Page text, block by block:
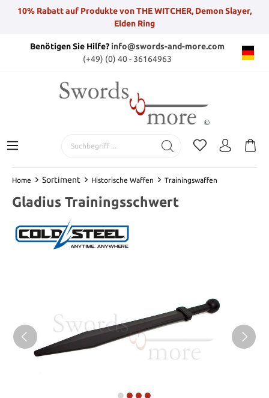
10% Rabatt auf Produkte von THE WITCHER, Demon Slayer,
Elden Ring
Benötigen Sie Hilfe?info@swords-and-more.com
(+49) (0) 40 - 36164963
Home Sortiment Historische Waffen Trainingswaffen
Gladius Trainingsschwert